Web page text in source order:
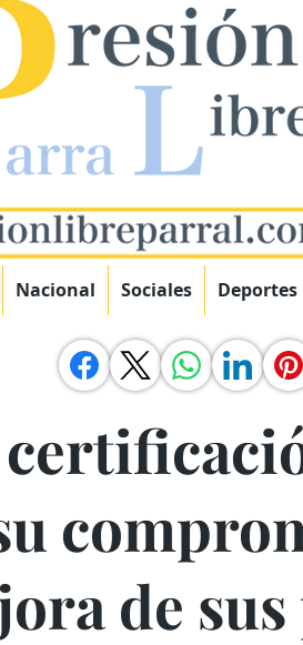
Nacional Sociales Deportes
de